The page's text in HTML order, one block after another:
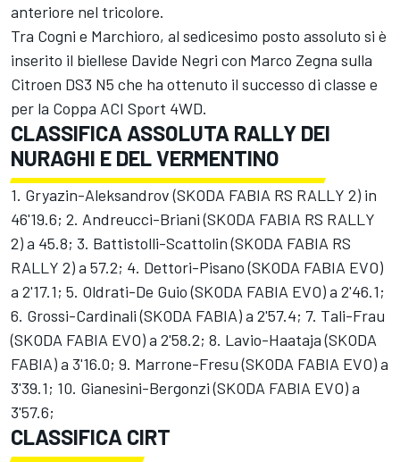
anteriore nel tricolore.
Tra Cogni e Marchioro, al sedicesimo posto assoluto si è
inserito il biellese Davide Negri con Marco Zegna sulla
Citroen DS3 N5 che ha ottenuto il successo di classe e
per la Coppa ACI Sport 4WD.
CLASSIFICA ASSOLUTA RALLY DEI
NURAGHI E DEL VERMENTINO
1. Gryazin-Aleksandrov (SKODA FABIA RS RALLY 2) in
46'19.6; 2. Andreucci-Briani (SKODA FABIA RS RALLY
2) a 45.8; 3. Battistolli-Scattolin (SKODA FABIA RS
RALLY 2) a 57.2; 4. Dettori-Pisano (SKODA FABIA EVO)
a 2'17.1; 5. Oldrati-De Guio (SKODA FABIA EVO) a 2'46.1;
6. Grossi-Cardinali (SKODA FABIA) a 2'57.4; 7. Tali-Frau
(SKODA FABIA EVO) a 2'58.2; 8. Lavio-Haataja (SKODA
FABIA) a 3'16.0; 9. Marrone-Fresu (SKODA FABIA EVO) a
3'39.1; 10. Gianesini-Bergonzi (SKODA FABIA EVO) a
3'57.6;
CLASSIFICA CIRT